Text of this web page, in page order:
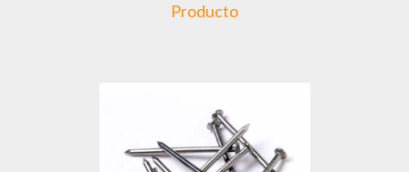
Producto